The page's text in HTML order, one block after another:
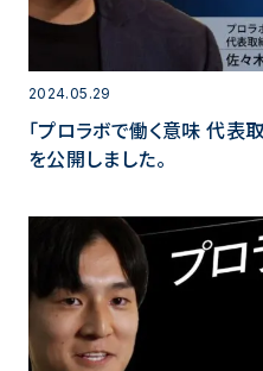
2024.05.29
「プロラボで働く意味 代表
を公開しました。